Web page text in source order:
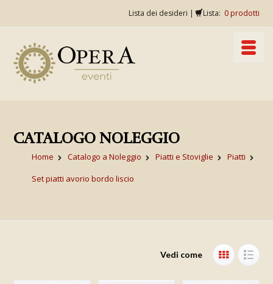
Lista dei desideri | Lista: 0prodotti
CATALOGO NOLEGGIO
Home Catalogo a Noleggio Piatti e Stoviglie
Piatti
Set piatti avorio bordo liscio
Vedi come